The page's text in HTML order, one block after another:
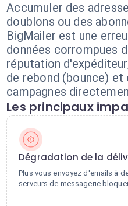
Accumuler des
doublons ou des
BigMailer est une
données corrompues
réputation
de rebond (bounce) et
campagnes
Les principaux
Dégradation de la
Plus vous envoyez d'emails à
serveurs de messagerie